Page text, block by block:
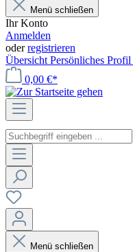
Menü schließen
Ihr Konto
Anmelden
oderregistrieren
Übersicht Persönliches Profil
0,00 €*
Menü schließen